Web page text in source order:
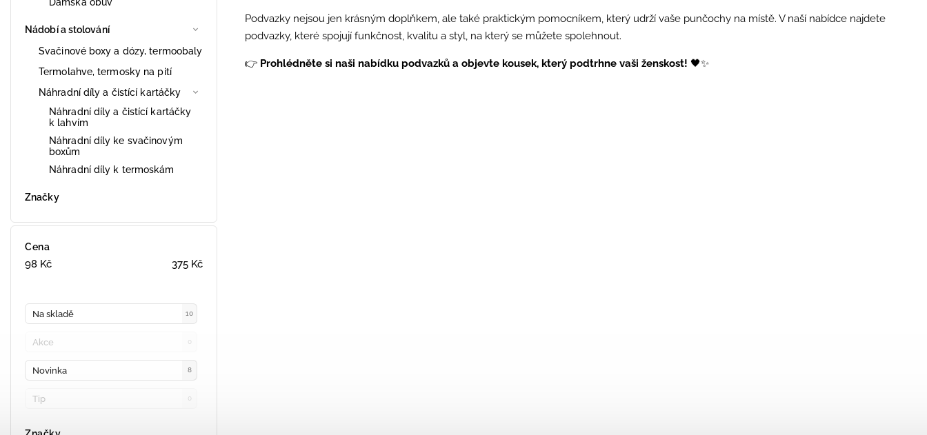
Nádobí a stolování
Svačinové boxy a dózy, termoobaly
Termolahve, termosky na pití
Náhradní díly a čistící kartáčky
Náhradní díly a čistící kartáčky
k lahvím
Náhradní díly ke svačinovým
boxům
Náhradní díly k termoskám
Značky
Cena
98 Kč 375 Kč
Na skladě 10
Akce 0
Novinka 8
Tip 0
Podvazky nejsou jen krásným doplňkem, ale také praktickým pomocníkem, který udrží vaše punčochy na místě. V naší nabídce najdete
podvazky, které spojují funkčnost, kvalitu a styl, na který se můžete spolehnout.
👉 Prohlédněte si naši nabídku podvazků a objevte kousek, který podtrhne vaši ženskost! 🖤✨